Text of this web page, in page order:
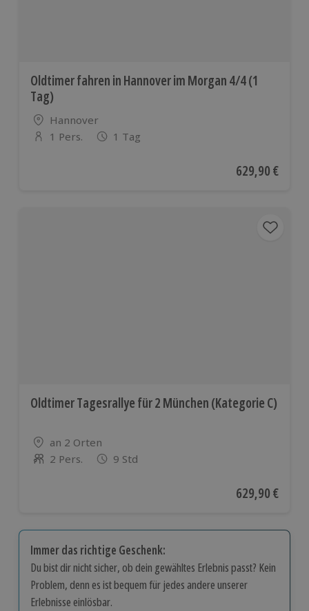
Oldtimer fahren in Hannover im Morgan 4/4 (1
Tag)
Standort
Hannover
Anzahl der Teilnehmer
1 Pers. 1 Tag
Aktueller Preis
629,90 €
Oldtimer Tagesrallye für 2 München (Kategorie C)
Standort
an 2 Orten
Anzahl der Teilnehmer
2 Pers. 9 Std
Aktueller Preis
629,90 €
Immer das richtige Geschenk:
Du bist dir nicht sicher, ob dein gewähltes Erlebnis passt? Kein
Problem, denn es ist bequem für jedes andere unserer
Erlebnisse einlösbar.